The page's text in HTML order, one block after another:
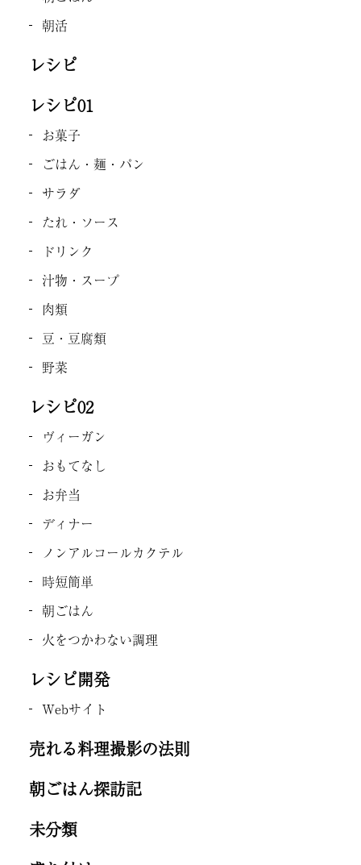
朝活
レシピ
レシピ01
お菓子
ごはん・麺・パン
サラダ
たれ・ソース
ドリンク
汁物・スープ
肉類
豆・豆腐類
野菜
レシピ02
ヴィーガン
おもてなし
お弁当
ディナー
ノンアルコールカクテル
時短簡単
朝ごはん
火をつかわない調理
レシピ開発
Webサイト
売れる料理撮影の法則
朝ごはん探訪記
未分類